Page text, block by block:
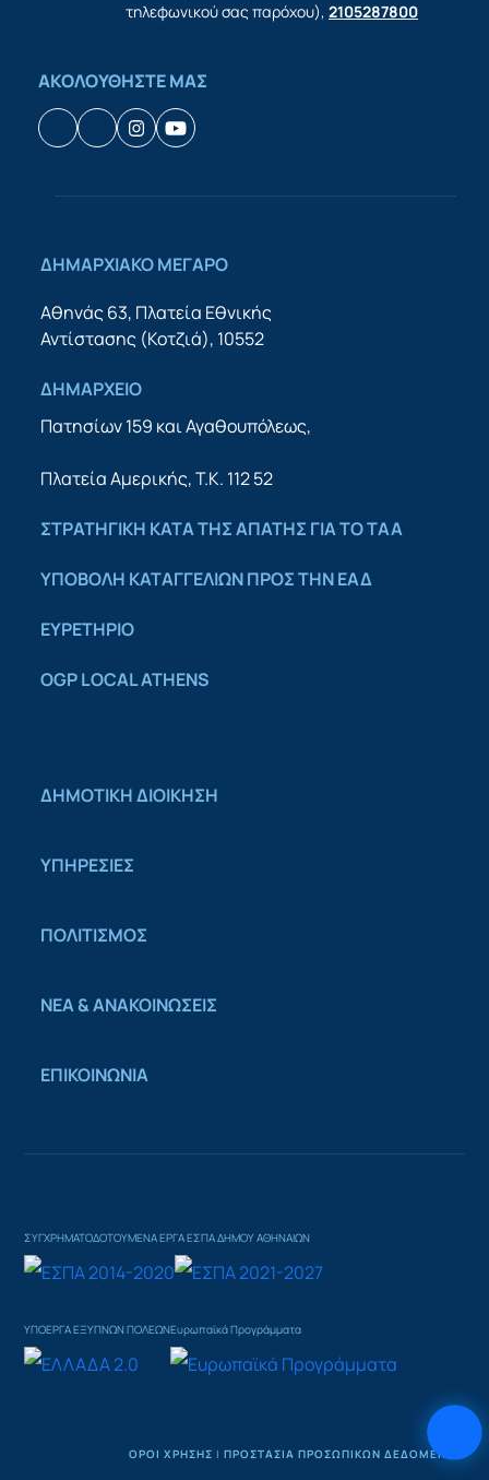
τηλεφωνικού σας παρόχου), 2105287800
ΑΚΟΛΟΥΘΗΣΤΕ ΜΑΣ
Facebook
HouzzInstagram
YouTube
ΔΗΜΑΡΧΙΑΚΟ ΜΕΓΑΡΟ
Αθηνάς 63, Πλατεία Εθνικής
Αντίστασης (Κοτζιά), 10552
ΔΗΜΑΡΧΕΙΟ
Πατησίων 159 και Αγαθουπόλεως,
Πλατεία Αμερικής, Τ.Κ. 112 52
ΣΤΡΑΤΗΓΙΚΗ ΚΑΤΑ ΤΗΣ ΑΠΑΤΗΣ ΓΙΑ ΤΟ ΤΑΑ
YΠΟΒΟΛΗ ΚΑΤΑΓΓΕΛΙΩΝ ΠΡΟΣ ΤΗΝ ΕΑΔ
ΕΥΡΕΤΗΡΙΟ
OGP LOCAL ATHENS
ΔΗΜΟΤΙΚΗ ΔΙΟΙΚΗΣΗ
ΥΠΗΡΕΣΙΕΣ
ΠΟΛΙΤΙΣΜΟΣ
ΝΕΑ & ΑΝΑΚΟΙΝΩΣΕΙΣ
ΕΠΙΚΟΙΝΩΝΙΑ
ΣΥΓΧΡΗΜΑΤΟΔΟΤΟΥΜΕΝΑ ΕΡΓΑ ΕΣΠΑ ΔΗΜΟΥ ΑΘΗΝΑΙΩΝ
ΥΠΟΕΡΓΑ ΕΞΥΠΝΩΝ ΠΟΛΕΩΝΕυρωπαϊκά Προγράμματα
ΟΡΟΙ ΧΡΗΣΗΣ | ΠΡΟΣΤΑΣΙΑ ΠΡΟΣΩΠΙΚΩΝ ΔΕΔΟΜΕΝΩΝ